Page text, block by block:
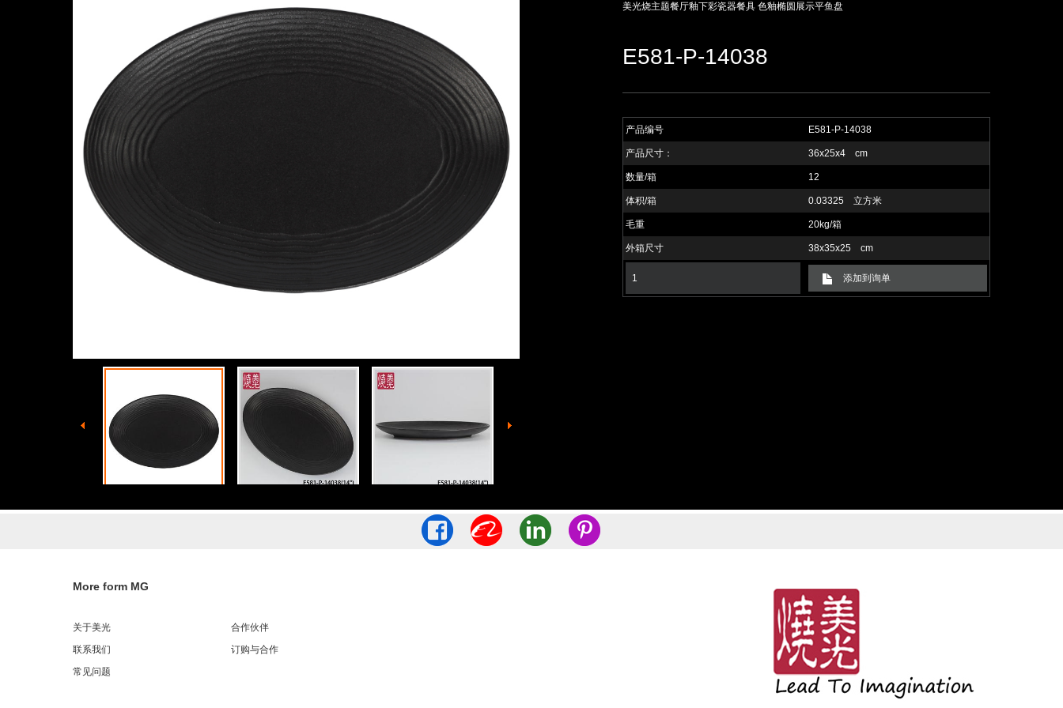
美光烧主题餐厅釉下彩瓷器餐具 色釉椭圆展示平鱼盘
E581-P-14038
产品编号 E581-P-14038
产品尺寸： 36x25x4 cm
数量/箱 12
体积/箱 0.03325 立方米
毛重 20kg/箱
外箱尺寸 38x35x25 cm
添加到询单
More form MG
关于美光
联系我们
常见问题
合作伙伴
订购与合作